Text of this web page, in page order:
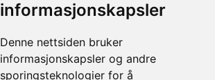
informasjonskapsler
Denne nettsiden bruker
informasjonskapsler og andre
sporingsteknologier for å